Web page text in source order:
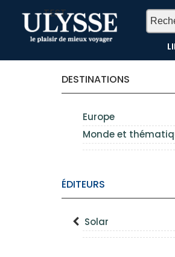
TEST
DESTINATIONS
Europe
Monde et
ÉDITEURS
Solar